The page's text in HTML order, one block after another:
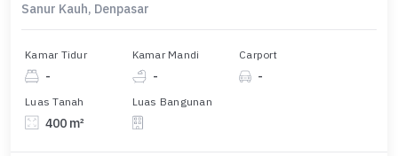
Sanur Kauh, Denpasar
Kamar Tidur
-
Kamar Mandi
-
Carport
-
Luas Tanah
400 m²
Luas Bangunan